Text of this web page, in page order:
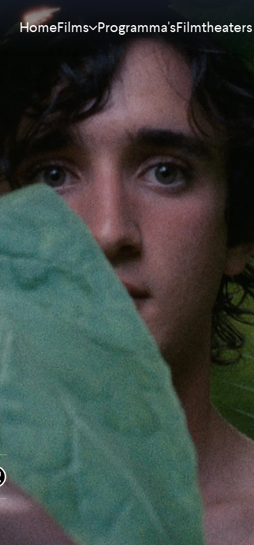
HomeFilms
Meest bekeken
Nieuw
Aanraders
Binnenkort
Alle films
Programma'sFilmtheaters